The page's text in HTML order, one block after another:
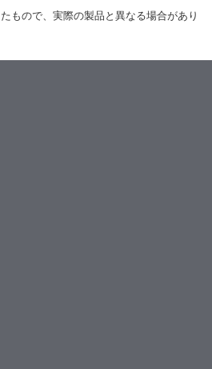
もので、実際の製品と異なる場合があり